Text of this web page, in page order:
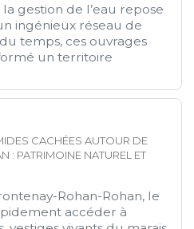
gestion de l’eau repose
ingénieux réseau de
temps, ces ouvrages
un territoire
CACHÉES AUTOUR DE
: PATRIMOINE NATUREL ET
Rohan-Rohan, le
accéder à